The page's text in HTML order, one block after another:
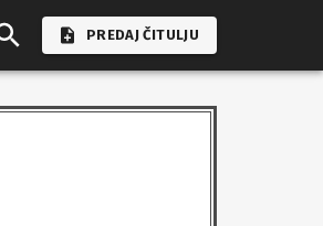
PREDAJ ČITULJU